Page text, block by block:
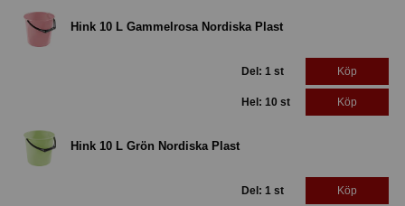
Hink 10 L Gammelrosa Nordiska Plast
Del: 1 st Köp
Hel: 10 st Köp
Hink 10 L Grön Nordiska Plast
Del: 1 st Köp